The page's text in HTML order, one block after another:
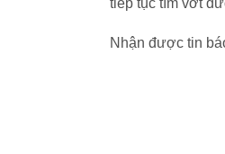
tiếp tục tìm vớt
Nhận được tin